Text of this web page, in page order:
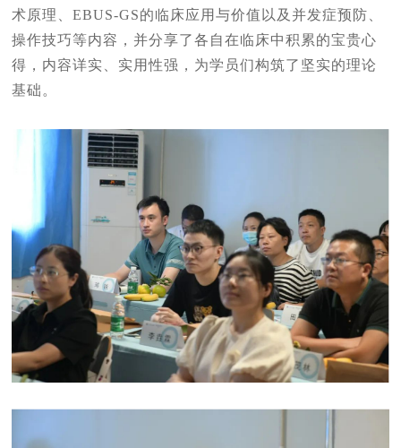
术原理、EBUS-GS的临床应用与价值以及并发症预防、
操作技巧等内容，并分享了各自在临床中积累的宝贵心
得，内容详实、实用性强，为学员们构筑了坚实的理论
基础。